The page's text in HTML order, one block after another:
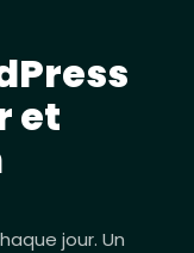
et
jour. Un